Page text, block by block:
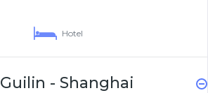
Hotel
Guilin - Shanghai